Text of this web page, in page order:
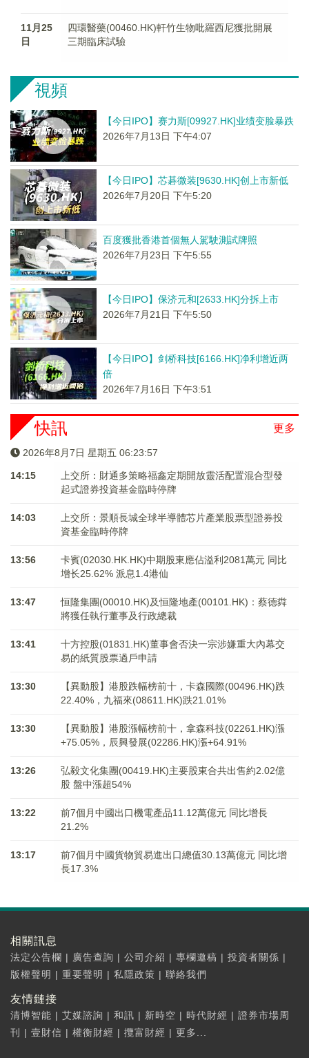
11月25
日
四環醫藥(00460.HK)軒竹生物吡羅西尼獲批開展
三期臨床試驗
視頻
【今日IPO】赛力斯[09927.HK]业绩变脸暴跌
2026年7月13日 下午4:07
【今日IPO】芯碁微装[9630.HK]创上市新低
2026年7月20日 下午5:20
百度獲批香港首個無人駕駛測試牌照
2026年7月23日 下午5:55
【今日IPO】保济元和[2633.HK]分拆上市
2026年7月21日 下午5:50
【今日IPO】剑桥科技[6166.HK]净利增近两
倍
2026年7月16日 下午3:51
更多
快訊
2026年8月7日 星期五 06:23:57
14:15
上交所：財通多策略福鑫定期開放靈活配置混合型發
起式證券投資基金臨時停牌
14:03
上交所：景順長城全球半導體芯片產業股票型證券投
資基金臨時停牌
13:56
卡賓(02030.HK.HK)中期股東應佔溢利2081萬元 同比
增长25.62% 派息1.4港仙
13:47
恒隆集團(00010.HK)及恒隆地產(00101.HK)：蔡德粦
將獲任執行董事及行政總裁
13:41
十方控股(01831.HK)董事會否決一宗涉嫌重大內幕交
易的紙質股票過戶申請
13:30
【異動股】港股跌幅榜前十，卡森國際(00496.HK)跌
22.40%，九福來(08611.HK)跌21.01%
13:30
【異動股】港股漲幅榜前十，拿森科技(02261.HK)漲
+75.05%，辰興發展(02286.HK)漲+64.91%
13:26
弘毅文化集團(00419.HK)主要股東合共出售約2.02億
股 盤中漲超54%
13:22
前7個月中國出口機電產品11.12萬億元 同比增長
21.2%
13:17
前7個月中國貨物貿易進出口總值30.13萬億元 同比增
長17.3%
相關訊息
法定公告欄 | 廣告查詢 | 公司介紹 | 專欄邀稿 | 投資者關係 |
版權聲明 | 重要聲明 | 私隱政策 | 聯絡我們
友情鏈接
清博智能 | 艾媒諮詢 | 和訊 | 新時空 | 時代財經 | 證券市場周
刊
| 壹財信 | 權衡財經 | 攬富財經 | 更多...